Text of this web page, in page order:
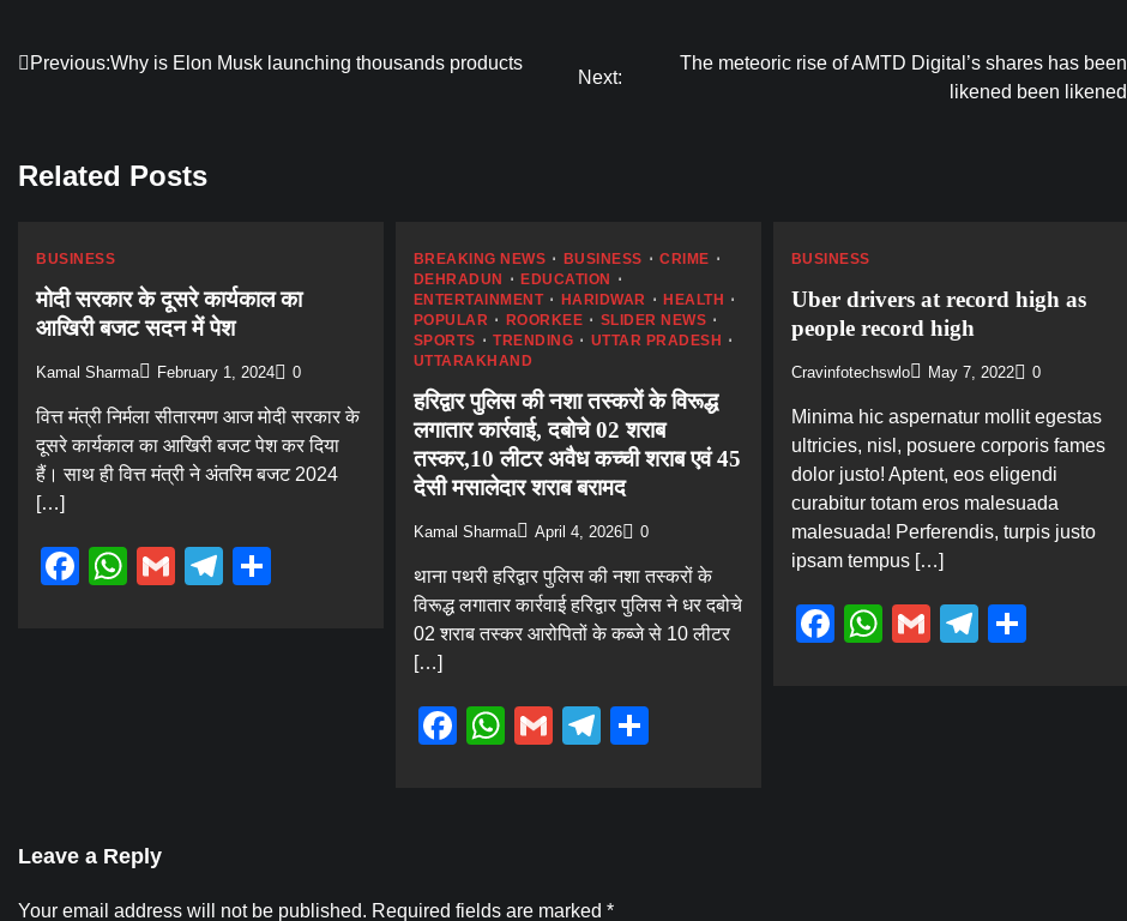
Post
Previous:Why is Elon Musk launching thousands products
Next:
The meteoric rise of AMTD Digital’s shares has been
likened been likened
Related Posts
BUSINESS
मोदी सरकार के दूसरे कार्यकाल का
आखिरी बजट सदन में पेश
Kamal Sharma February 1, 2024 0
वित्त मंत्री निर्मला सीतारमण आज मोदी सरकार के
दूसरे कार्यकाल का आखिरी बजट पेश कर दिया
हैं। साथ ही वित्त मंत्री ने अंतरिम बजट 2024
[…]
Facebook
WhatsApp
GmailTelegram
BREAKING NEWS BUSINESS
CRIME
DEHRADUN
EDUCATION
ENTERTAINMENT
HARIDWAR
HEALTH
POPULAR
ROORKEE
SLIDER NEWS
SPORTS
TRENDING
UTTAR PRADESH
UTTARAKHAND
हरिद्वार पुलिस की नशा तस्करों के विरूद्ध
लगातार कार्रवाई, दबोचे 02 शराब
तस्कर,10 लीटर अवैध कच्ची शराब एवं 45
देसी मसालेदार शराब बरामद
Kamal Sharma April 4, 2026 0
थाना पथरी हरिद्वार पुलिस की नशा तस्करों के
विरूद्ध लगातार कार्रवाई हरिद्वार पुलिस ने धर दबोचे
02 शराब तस्कर आरोपितों के कब्जे से 10 लीटर
[…]
Facebook
WhatsApp
GmailTelegram
BUSINESS
Uber drivers at record high as
people record high
Cravinfotechswlo May 7, 2022 0
Minima hic aspernatur mollit egestas
ultricies, nisl, posuere corporis fames
dolor justo! Aptent, eos eligendi
curabitur totam eros malesuada
malesuada! Perferendis, turpis justo
ipsam tempus […]
Facebook
WhatsApp
GmailTelegram
Leave a Reply
Your email address will not be published. Required fields are marked *